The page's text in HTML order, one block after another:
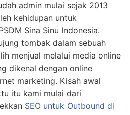
admin mulai sejak 2013
kehidupan untuk
Sina Sinu Indonesia.
tombak dalam sebuah
menjual melalui media online
dikenal dengan online
marketing. Kisah awal
itu kami mulai dari
SEO untuk Outbound di